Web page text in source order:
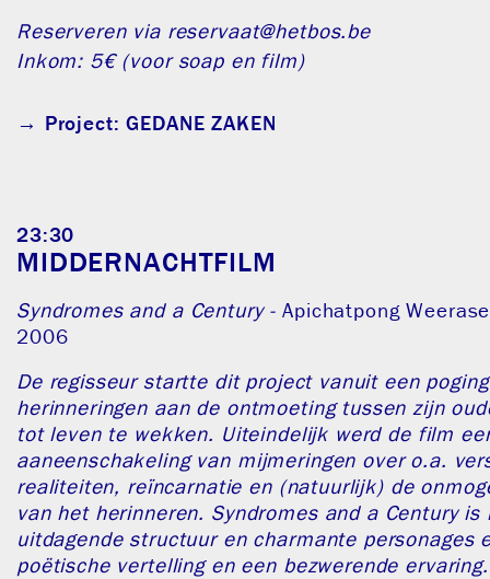
Reserveren via reservaat@hetbos.be
Inkom: 5€ (voor soap en film)
→ Project:GEDANE ZAKEN
23:30
MIDDERNACHTFILM
Syndromes and a Century -Apichatpong
2006
De regisseur startte dit project vanuit een poging
herinneringen aan de ontmoeting tussen zijn
tot leven te wekken. Uiteindelijk werd de film
aaneenschakeling van mijmeringen over o.a.
realiteiten, reïncarnatie en (natuurlijk) de
van het herinneren. Syndromes and a Century is
uitdagende structuur en charmante personages
poëtische vertelling en een bezwerende ervaring.